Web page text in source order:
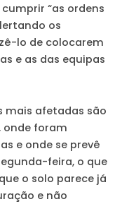
“as ordens
os
lo de colocarem
e as das equipas
mais afetadas são
onde foram
e onde se prevê
feira, o que
o solo parece já
e não